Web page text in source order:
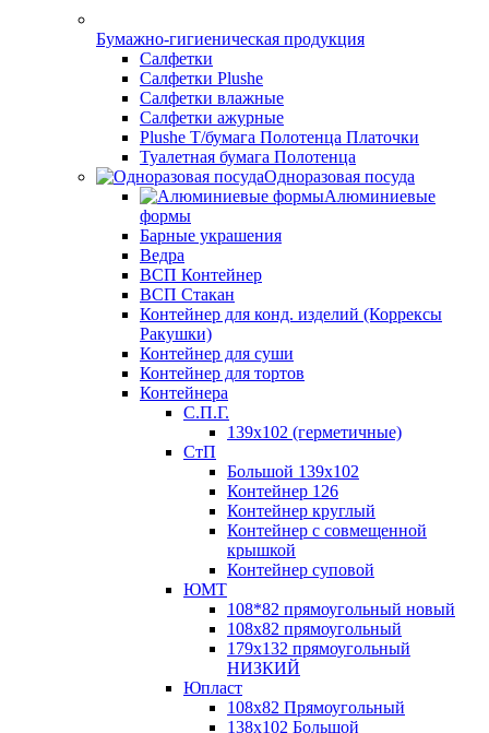
Бумажно-гигиеническая продукция
Салфетки
Салфетки Plushe
Салфетки влажные
Салфетки ажурные
Plushe Т/бумага Полотенца Платочки
Туалетная бумага Полотенца
Одноразовая посуда
Алюминиевые
формы
Барные украшения
Ведра
ВСП Контейнер
ВСП Стакан
Контейнер для конд. изделий (Коррексы
Ракушки)
Контейнер для суши
Контейнер для тортов
Контейнера
С.П.Г.
139х102 (герметичные)
СтП
Большой 139х102
Контейнер 126
Контейнер круглый
Контейнер с совмещенной
крышкой
Контейнер суповой
ЮМТ
108*82 прямоугольный новый
108х82 прямоугольный
179х132 прямоугольный
НИЗКИЙ
Юпласт
108х82 Прямоугольный
138х102 Большой